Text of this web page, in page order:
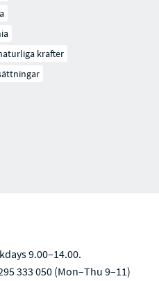
krafter
9.00–14.00.
333 050 (Mon–Thu 9–11)